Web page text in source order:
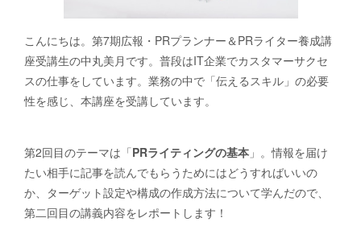
こんにちは。第7期広報・PRプランナー＆PRライター養成講
座受講生の中丸美月です。普段はIT企業でカスタマーサクセ
スの仕事をしています。業務の中で「伝えるスキル」の必要
性を感じ、本講座を受講しています。
第2回目のテーマは「PRライティングの基本 」。情報を届け
たい相手に記事を読んでもらうためにはどうすればいいの
か、ターゲット設定や構成の作成方法について学んだので、
第二回目の講義内容をレポートします！